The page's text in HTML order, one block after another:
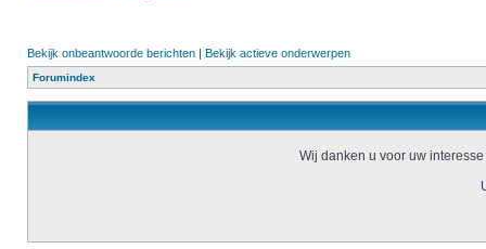
Bekijk onbeantwoorde berichten | Bekijk actieve onderwerpen
Forumindex
Wij danken u voor uw